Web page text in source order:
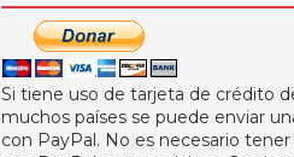
Si tiene uso de tarjeta de crédito
muchos países se puede enviar
con PayPal. No es necesario